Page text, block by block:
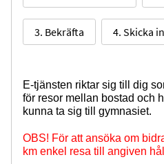
3. Bekräfta 4. Skicka in
E-tjänsten riktar sig till dig
för resor mellan bostad och
kunna ta sig till gymnasiet.
OBS! För att ansöka om
km enkel resa till angiven